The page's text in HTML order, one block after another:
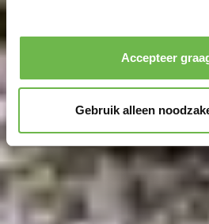
We geven u hier graag meer
Accepteer
Gebruik alleen